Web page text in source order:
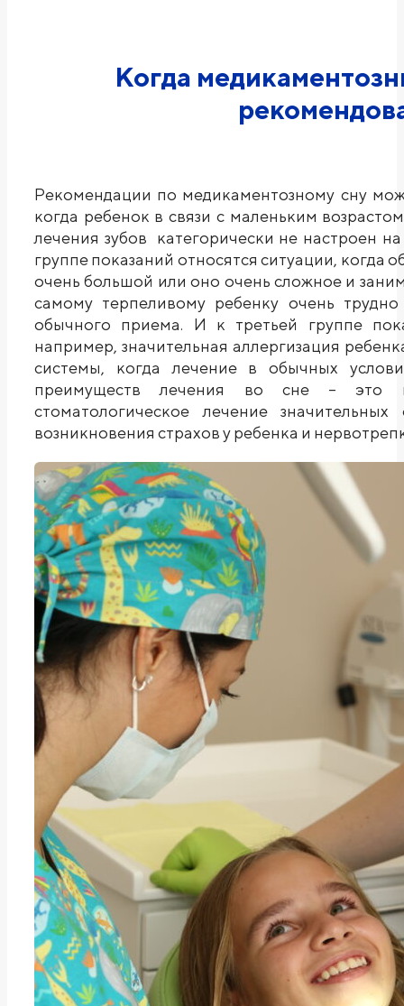
Когда
Рекомендации по медикаментозному сну
когда ребенок в связи с маленьким
лечения зубов категорически не настроен
группе показаний относятся ситуации, когда
очень большой или оно очень сложное и
самому терпеливому ребенку очень
обычного приема. И к третьей группе
например, значительная аллергизация
системы, когда лечение в обычных
преимуществ лечения во сне – это
стоматологическое лечение
возникновения страхов у ребенка и